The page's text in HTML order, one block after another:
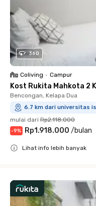
360
Coliving • Campur
Kost Rukita Mahkota 2
Bencongan, Kelapa Dua
6.7 km dari universitas
mulai dari Rp2.118.000
-9% Rp1.918.000 /bulan
Lihat info lebih banyak